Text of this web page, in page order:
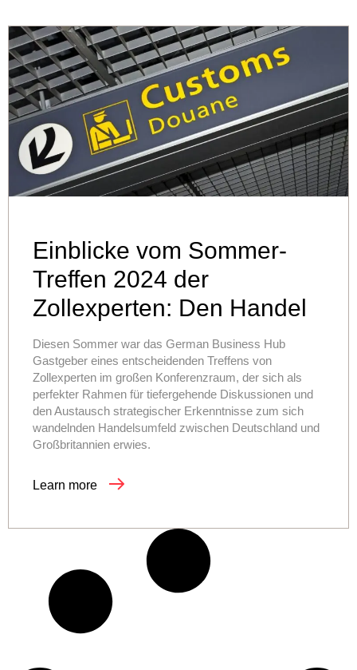
Einblicke vom Sommer-
Treffen 2024 der
Zollexperten: Den Handel
zwischen Deutschland und
Großbritannien
zukunftssicher gestalten
Diesen Sommer war das German Business Hub
Gastgeber eines entscheidenden Treffens von
Zollexperten im großen Konferenzraum, der sich als
perfekter Rahmen für tiefergehende Diskussionen und
den Austausch strategischer Erkenntnisse zum sich
wandelnden Handelsumfeld zwischen Deutschland und
Großbritannien erwies.
Learn more